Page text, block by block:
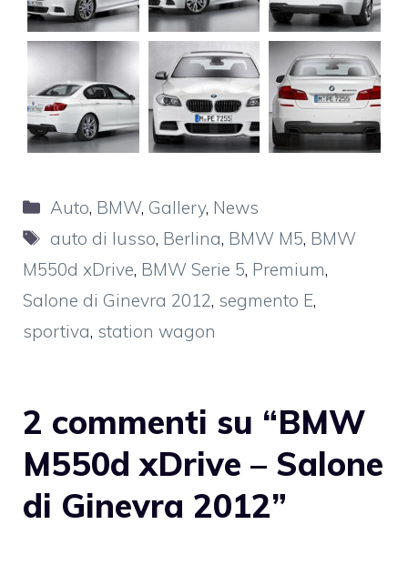
Categorie
Auto, BMW, Gallery, News
Tag
auto di lusso, Berlina, BMW M5, BMW
M550d xDrive, BMW Serie 5, Premium,
Salone di Ginevra 2012, segmento E,
sportiva, station wagon
2 commenti su “BMW
M550d xDrive – Salone
di Ginevra 2012”